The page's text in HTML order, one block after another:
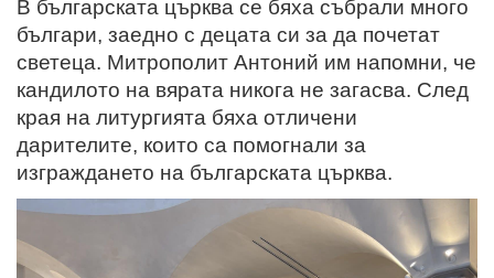
В българската църква се бяха събрали много
българи, заедно с децата си за да почетат
светеца. Митрополит Антоний им напомни, че
кандилото на вярата никога не загасва. След
края на литургията бяха отличени
дарителите, които са помогнали за
изграждането на българската църква.